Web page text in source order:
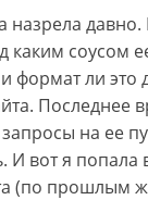
назрела давно.
каким соусом
формат ли это
Последнее
на ее
И вот я попала
(по прошлым